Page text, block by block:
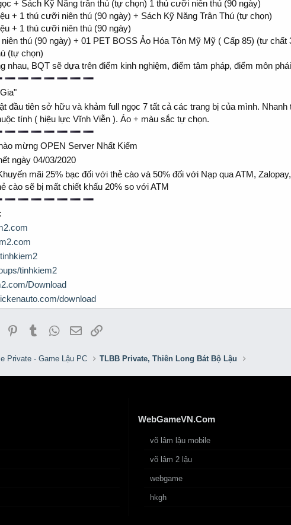
+ Sách Kỹ Năng trân thú (tự chọn) 1 thú cưỡi niên thú (90 ngày)
+ 1 thú cưỡi niên thú (90 ngày) + Sách Kỹ Năng Trân Thú (tự chọn)
+ 1 thú cưỡi niên thú (90 ngày)
thú (90 ngày) + 01 PET BOSS Ảo Hóa Tôn Mỹ Mỹ ( Cấp 85) (tư chất
(tự chọn)
nhau, BQT sẽ dựa trên điểm kinh nghiệm, điểm tâm pháp, điểm môn
đầu tiên sở hữu và khảm full ngọc 7 tất cả các trang bị của mình. Nhanh
tính ( hiệu lực Vĩnh Viễn ). Áo + màu sắc tự chọn.
mừng OPEN Server Nhất Kiếm
ngày 04/03/2020
mãi 25% bạc đối với thẻ cào và 50% đối với Nạp qua ATM,
cào sẽ bị mất chiết khấu 20% so với ATM
tinhkiem2
Download
download
PinterestTumblr WhatsApp
EmailLink
Private - Game Lậu PC TLBB Private, Thiên Long Bát Bộ Lậu
WebGameVN.Com
võ lâm lậu mobile
võ lâm 2 lậu
webgame
hkgh